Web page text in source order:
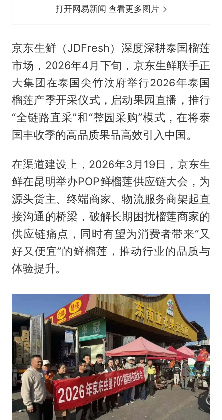
打开网易新闻 查看更多图片
京东生鲜（JDFresh）深度深耕泰国榴莲
市场，2026年4月下旬，京东生鲜联手正
大集团在泰国尖竹汶府举行2026年泰国
榴莲产季开采仪式，启动果园直播，推行
“全链路直采”和“整园采购”模式，在将泰
国丰收季的高品质果品高效引入中国。
在渠道建设上，2026年3月19日，京东生
鲜在昆明举办POP鲜榴莲供应链大会，为
源头货主、终端商家、物流服务商架起直
接沟通的桥梁，破解长期困扰榴莲商家的
供应链痛点，同时有望为消费者带来“又
好又便宜”的鲜榴莲，推动行业的品质与
体验提升。